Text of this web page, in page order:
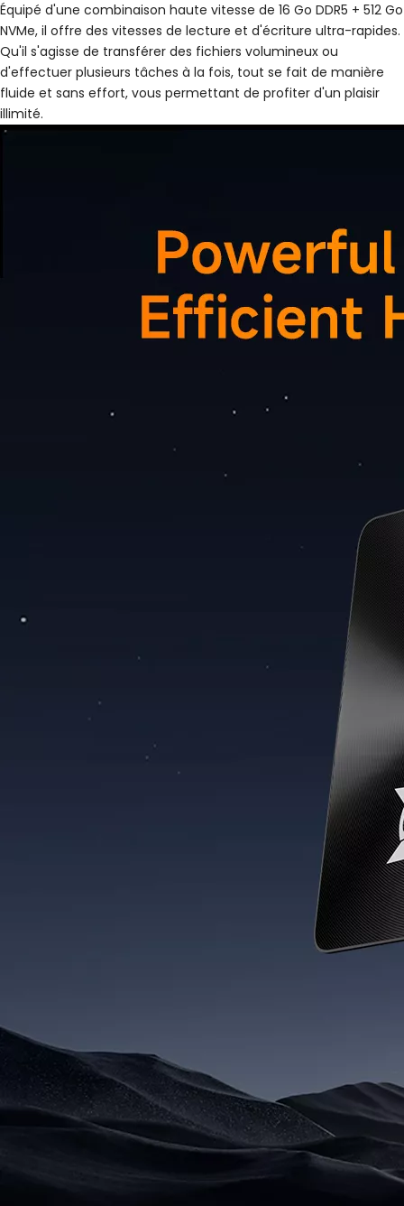
Équipé d'une combinaison haute vitesse de 16 Go DDR5 + 512 Go
NVMe, il offre des vitesses de lecture et d'écriture ultra-rapides.
Qu'il s'agisse de transférer des fichiers volumineux ou
d'effectuer plusieurs tâches à la fois, tout se fait de manière
fluide et sans effort, vous permettant de profiter d'un plaisir
illimité.